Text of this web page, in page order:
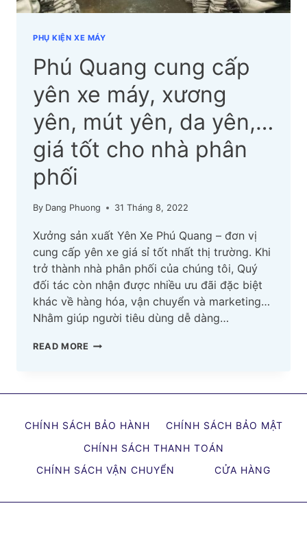
PHÂN
PHỤ KIỆN XE MÁY
Phú Quang cung cấp
yên xe máy, xương
yên, mút yên, da yên,…
giá tốt cho nhà phân
phối
By Dang Phuong 31 Tháng 8, 2022
Xưởng sản xuất Yên Xe Phú Quang – đơn vị
cung cấp yên xe giá sỉ tốt nhất thị trường. Khi
trở thành nhà phân phối của chúng tôi, Quý
đối tác còn nhận được nhiều ưu đãi đặc biệt
khác về hàng hóa, vận chuyển và marketing…
Nhằm giúp người tiêu dùng dễ dàng…
READ MORE PHÚ
CẤP
XE
MÁY,
YÊN,
CHÍNH SÁCH BẢO HÀNH
CHÍNH SÁCH BẢO MẬT
CHÍNH SÁCH THANH TOÁN
CHÍNH SÁCH VẬN CHUYỂN
CỬA HÀNG